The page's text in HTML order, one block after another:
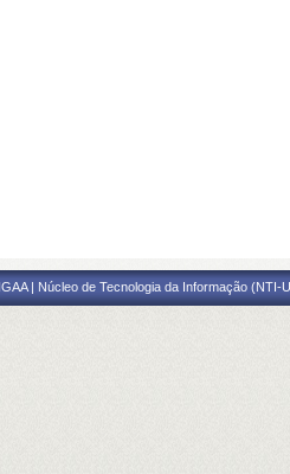
| Núcleo de Tecnologia da Informação